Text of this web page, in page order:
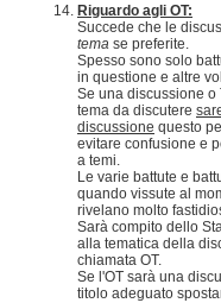
Riguardo agli OT:
Succede che le
tema se preferite.
Spesso sono solo
in questione e altre
Se una discussione o
tema da discutere
discussione questo
evitare confusione e
a temi.
Le varie battute e
quando vissute al
rivelano molto
Sarà compito dello
alla tematica della
chiamata OT.
Se l'OT sarà una
titolo adeguato